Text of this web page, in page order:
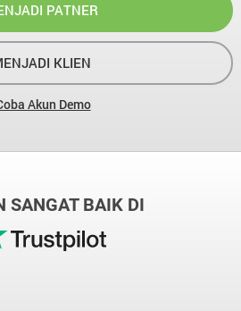
PATNER
KLIEN
Akun Demo
SANGAT BAIK DI